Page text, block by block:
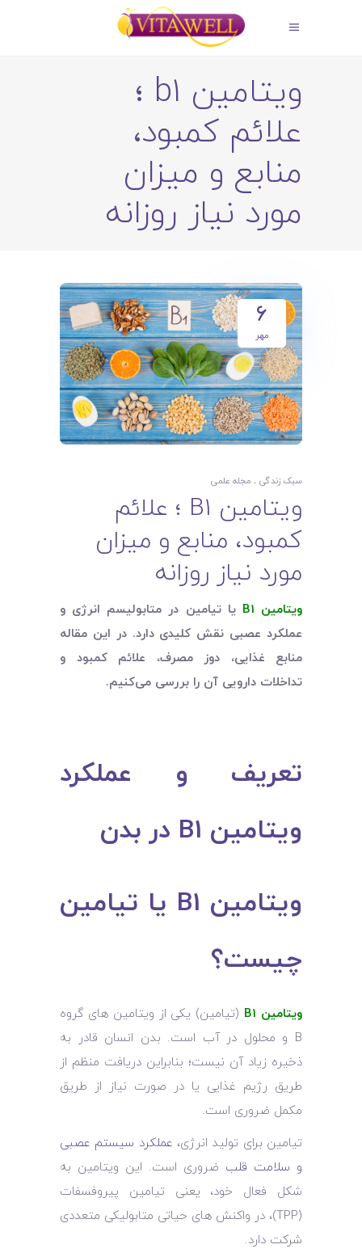
ویتامین b1 ؛
علائم کمبود،
منابع و میزان
مورد نیاز روزانه
۶
مهر
سبک زندگی مجله علمی
ویتامین B1 ؛ علائم
کمبود، منابع و میزان
مورد نیاز روزانه
ویتامین B1 یا تیامین در متابولیسم انرژی و
عملکرد عصبی نقش کلیدی دارد. در این مقاله
منابع غذایی، دوز مصرف، علائم کمبود و
تداخلات دارویی آن را بررسی می‌کنیم.
تعریف و عملکرد
ویتامین B1 در بدن
ویتامین B1 یا تیامین
چیست؟
ویتامین B1
(تیامین) یکی از ویتامین‌ های گروه
B و محلول در آب است. بدن انسان قادر به
ذخیره زیاد آن نیست؛ بنابراین دریافت منظم از
طریق رژیم غذایی یا در صورت نیاز از طریق
مکمل ضروری است.
تیامین برای تولید انرژی، عملکرد سیستم عصبی
و سلامت قلب ضروری است. این ویتامین به
شکل فعال خود، یعنی تیامین پیروفسفات
(TPP)، در واکنش‌ های حیاتی متابولیکی متعددی
شرکت دارد.